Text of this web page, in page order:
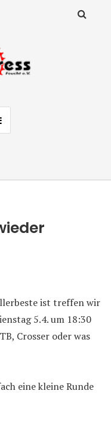
e.V.
ist treffen wir
5.4. um 18:30
Crosser oder was
eine kleine Runde